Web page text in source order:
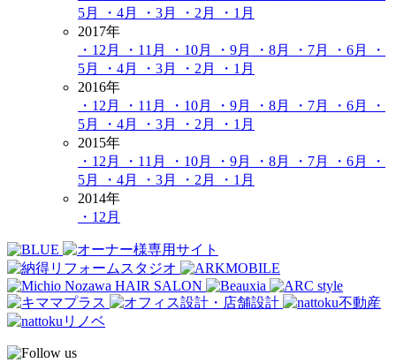
5月
・4月 ・3月 ・2月
・1月
2017年
・12月
・11月 ・10月 ・9月 ・8月 ・7月 ・6月
・
5月
・4月 ・3月 ・2月
・1月
2016年
・12月
・11月 ・10月 ・9月 ・8月 ・7月 ・6月
・
5月
・4月 ・3月 ・2月
・1月
2015年
・12月
・11月 ・10月 ・9月 ・8月 ・7月 ・6月
・
5月
・4月 ・3月 ・2月
・1月
2014年
・12月